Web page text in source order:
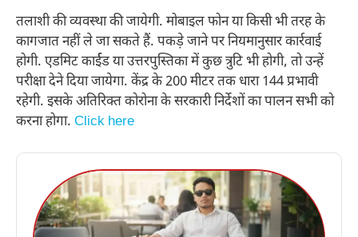
तलाशी की व्यवस्था की जायेगी. मोबाइल फोन या किसी भी तरह के
कागजात नहीं ले जा सकते हैं. पकड़े जाने पर नियमानुसार कार्रवाई
होगी. एडमिट कार्ईड या उत्तरपुस्तिका में कुछ त्रुटि भी होगी, तो उन्हें
परीक्षा देने दिया जायेगा. केंद्र के 200 मीटर तक धारा 144 प्रभावी
रहेगी. इसके अतिरिक्त कोरोना के सरकारी निर्देशों का पालन सभी को
करना होगा. Click here